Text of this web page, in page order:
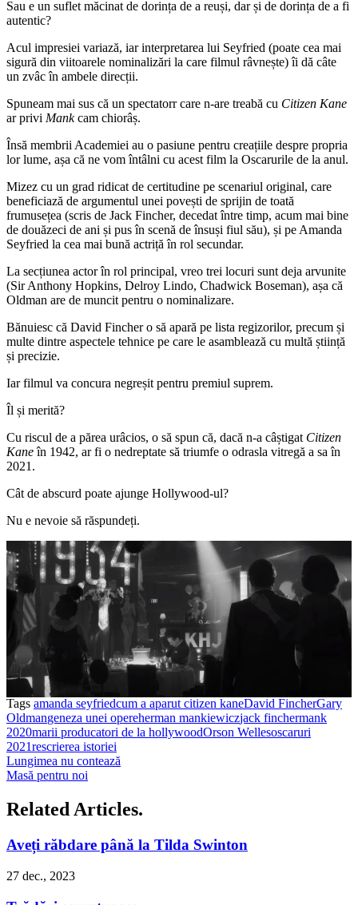
Sau e un suflet măcinat de dorința de a reuși, dar și de dorința de a fi
autentic?
Acul impresiei variază, iar interpretarea lui Seyfried (poate cea mai
sigură din viitoarele nominalizări la care filmul râvnește) îi dă câte
un zvâc în ambele direcții.
Spuneam mai sus că un spectatorr care n-are treabă cu Citizen Kane
ar privi Mankcam chiorâș.
Însă membrii Academiei au o pasiune pentru creațiile despre propria
lor lume, așa că ne vom întâlni cu acest film la Oscarurile de la anul.
Mizez cu un grad ridicat de certitudine pe scenariul original, care
beneficiază de argumentul unei povești de sprijin de toată
frumusețea (scris de Jack Fincher, decedat între timp, acum mai bine
de douăzeci de ani și pus în scenă de însuși fiul său), și pe Amanda
Seyfried la cea mai bună actriță în rol secundar.
La secțiunea actor în rol principal, vreo trei locuri sunt deja arvunite
(Sir Anthony Hopkins, Delroy Lindo, Chadwick Boseman), așa că
Oldman are de muncit pentru o nominalizare.
Bănuiesc că David Fincher o să apară pe lista regizorilor, precum și
multe dintre aspectele tehnice pe care le asamblează cu multă știință
și precizie.
Iar filmul va concura negreșit pentru premiul suprem.
Îl și merită?
Cu riscul de a părea urâcios, o să spun că, dacă n-a câștigat Citizen
Kaneîn 1942, ar fi o nedreptate să triumfe o odrasla vitregă a sa în
2021.
Cât de abscurd poate ajunge Hollywood-ul?
Nu e nevoie să răspundeți.
Tags amanda seyfriedcum a aparut citizen kaneDavid FincherGary
Oldmangeneza unei opereherman mankiewiczjack finchermank
2020marii producatori de la hollywoodOrson Wellesoscaruri
2021rescrierea istoriei
Lungimea nu contează
Masă pentru noi
Related Articles.
Aveți răbdare până la Tilda Swinton
27 dec., 2023